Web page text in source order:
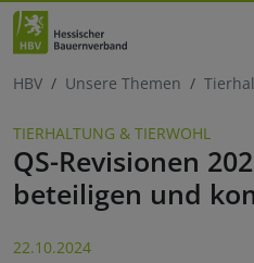
HBV Unsere Themen
TIERHALTUNG & TIERWOHL
QS-Revisionen
beteiligen und
22.10.2024